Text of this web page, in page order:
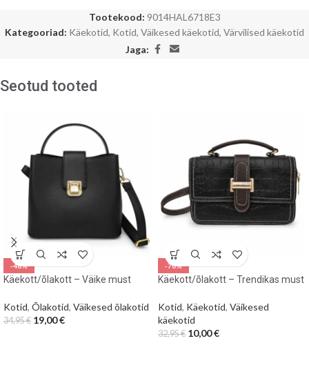
Tootekood: 9014HAL6718E3
Kategooriad: Käekotid, Kotid, Väikesed käekotid, Värvilised käekotid
Jaga:
Seotud tooted
-46%
Käekott/õlakott – Väike must
Kotid, Õlakotid, Väikesed õlakotid
34,95€ 19,00€
-70%
Käekott/õlakott – Trendikas must
Kotid, Käekotid, Väikesed
käekotid
32,95€ 10,00€